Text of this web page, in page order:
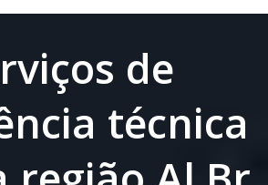
de
técnica